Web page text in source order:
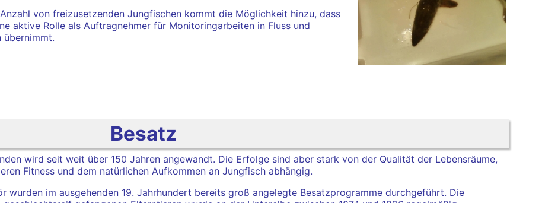
von freizusetzenden Jungfischen kommt die Möglichkeit hinzu, dass
aktive Rolle als Auftragnehmer für Monitoringarbeiten in Fluss und
übernimmt.
Besatz
wird seit weit über 150 Jahren angewandt. Die Erfolge sind aber stark von der Qualität der Lebensräume,
Fitness und dem natürlichen Aufkommen an Jungfisch abhängig.
wurden im ausgehenden 19. Jahrhundert bereits groß angelegte Besatzprogramme durchgeführt. Die